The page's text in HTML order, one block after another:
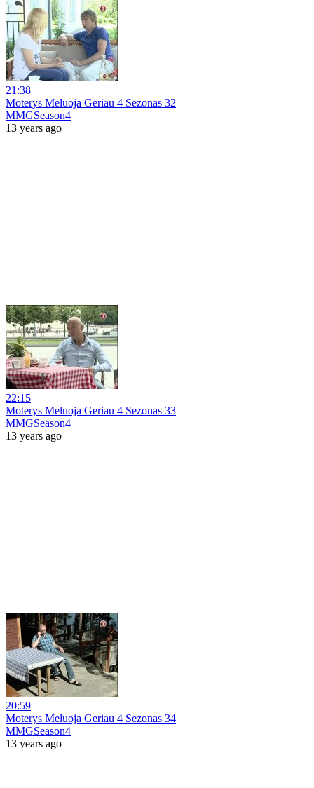
21:38
Moterys Meluoja Geriau 4 Sezonas 32
MMGSeason4
13 years ago
22:15
Moterys Meluoja Geriau 4 Sezonas 33
MMGSeason4
13 years ago
20:59
Moterys Meluoja Geriau 4 Sezonas 34
MMGSeason4
13 years ago